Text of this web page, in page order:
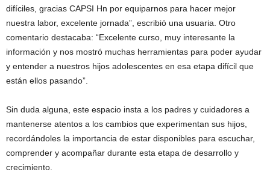
difíciles, gracias CAPSI Hn por equiparnos para hacer mejor
nuestra labor, excelente jornada”, escribió una usuaria. Otro
comentario destacaba: “Excelente curso, muy interesante la
información y nos mostró muchas herramientas para poder ayudar
y entender a nuestros hijos adolescentes en esa etapa difícil que
están ellos pasando”.
Sin duda alguna, este espacio insta a los padres y cuidadores a
mantenerse atentos a los cambios que experimentan sus hijos,
recordándoles la importancia de estar disponibles para escuchar,
comprender y acompañar durante esta etapa de desarrollo y
crecimiento.